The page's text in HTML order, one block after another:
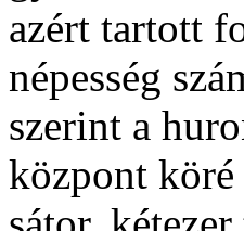
azért tartott
népesség
szerint a
központ